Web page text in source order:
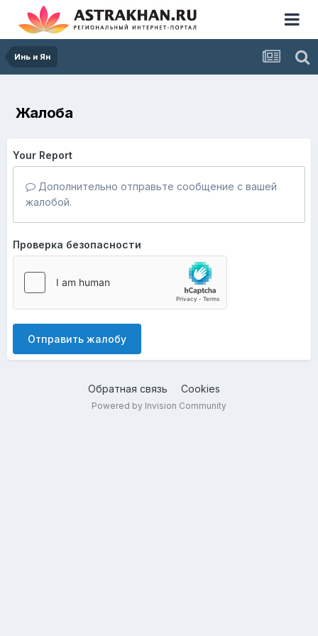
Инь и Ян
Жалоба
Your Report
Дополнительно отправьте сообщение с вашей
жалобой.
Проверка безопасности
Отправить жалобу
Обратная связь Cookies
Powered by Invision Community